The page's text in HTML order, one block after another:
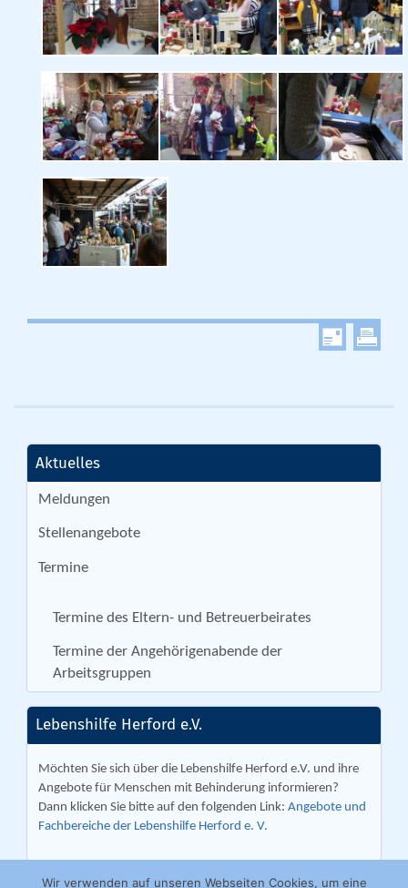
Aktuelles
Meldungen
Stellenangebote
Termine
Termine des Eltern- und Betreuerbeirates
Termine der Angehörigenabende der
Arbeitsgruppen
Lebenshilfe Herford e.V.
Möchten Sie sich über die Lebenshilfe Herford e.V. und ihre
Angebote für Menschen mit Behinderung informieren?
Dann klicken Sie bitte auf den folgenden Link: Angebote und
Fachbereiche der Lebenshilfe Herford e. V.
Wir verwenden auf unseren Webseiten Cookies, um eine